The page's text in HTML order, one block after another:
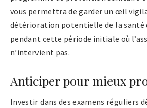
vous permettra de garder un œil
détérioration potentielle de la santé
pendant cette période initiale où
n’intervient pas.
Anticiper pour mieux
Investir dans des examens réguliers